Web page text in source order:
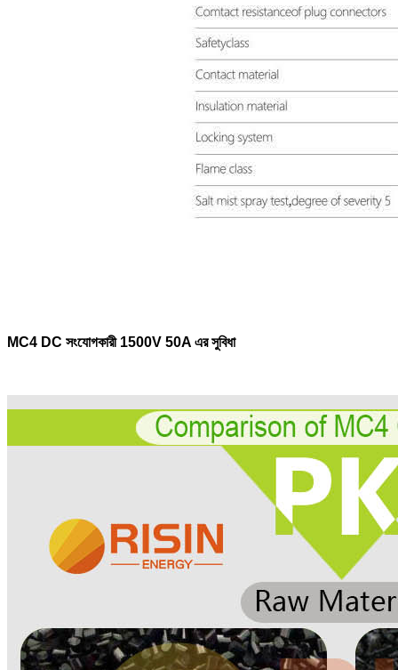
MC4 DC সংযোগকারী 1500V 50A এর সুবিধা